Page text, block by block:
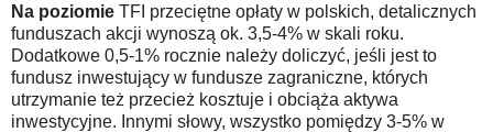
Na poziomie TFI przeciętne opłaty w polskich, detalicznych
funduszach akcji wynoszą ok. 3,5-4% w skali roku.
Dodatkowe 0,5-1% rocznie należy doliczyć, jeśli jest to
fundusz inwestujący w fundusze zagraniczne, których
utrzymanie też przecież kosztuje i obciąża aktywa
inwestycyjne. Innymi słowy, wszystko pomiędzy 3-5% w